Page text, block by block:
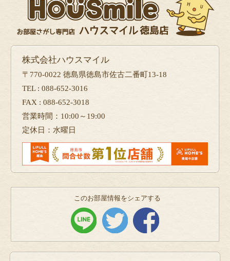
株式会社ハウスマイル
〒770-0022 徳島県徳島市佐古二番町13-18
TEL : 088-652-3016
FAX : 088-652-3018
営業時間：10:00～19:00
定休日：水曜日
このお部屋情報をシェアする